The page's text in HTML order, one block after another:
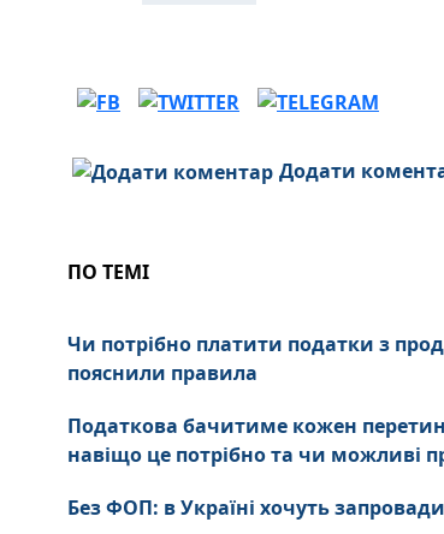
Додати
ПО ТЕМІ
Чи потрібно платити податки з
пояснили правила
Податкова бачитиме кожен перетин
навіщо це потрібно та чи можливі
Без ФОП: в Україні хочуть